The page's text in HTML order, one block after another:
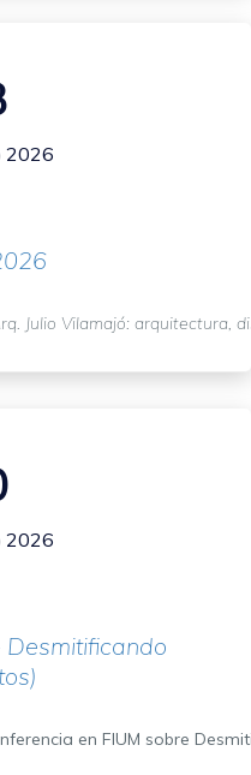
2026
Julio Vilamajó: arquitectura,
2026
Desmitificando
en FIUM sobre